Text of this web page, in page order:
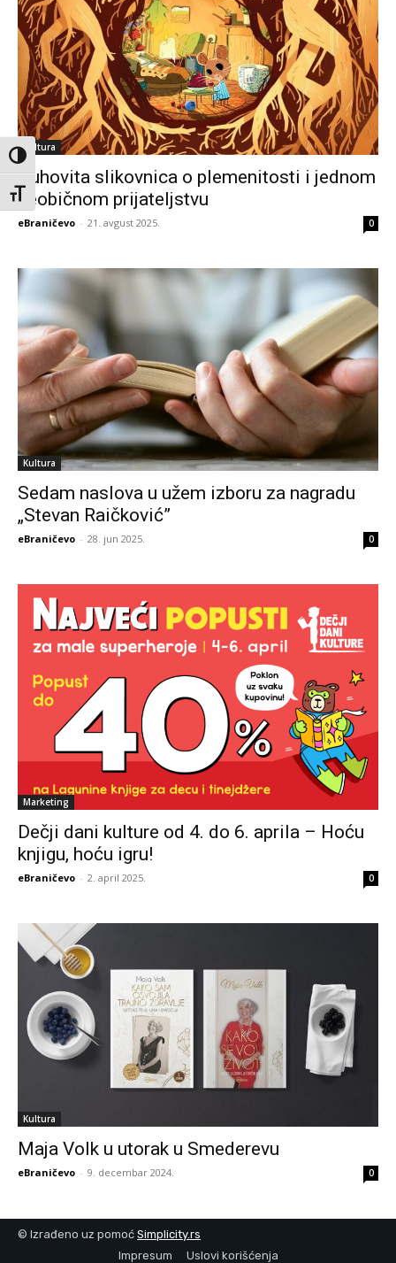
Toggle High Contrast
Toggle Font size
Kultura
Duhovita slikovnica o plemenitosti i jednom
neobičnom prijateljstvu
eBraničevo - 21. avgust 2025. 0
Kultura
Sedam naslova u užem izboru za nagradu
„Stevan Raičković”
eBraničevo - 28. jun 2025. 0
Marketing
Dečji dani kulture od 4. do 6. aprila – Hoću
knjigu, hoću igru!
eBraničevo - 2. april 2025. 0
Kultura
Maja Volk u utorak u Smederevu
eBraničevo - 9. decembar 2024. 0
© Izrađeno uz pomoć Simplicity.rs
Impresum
Uslovi korišćenja